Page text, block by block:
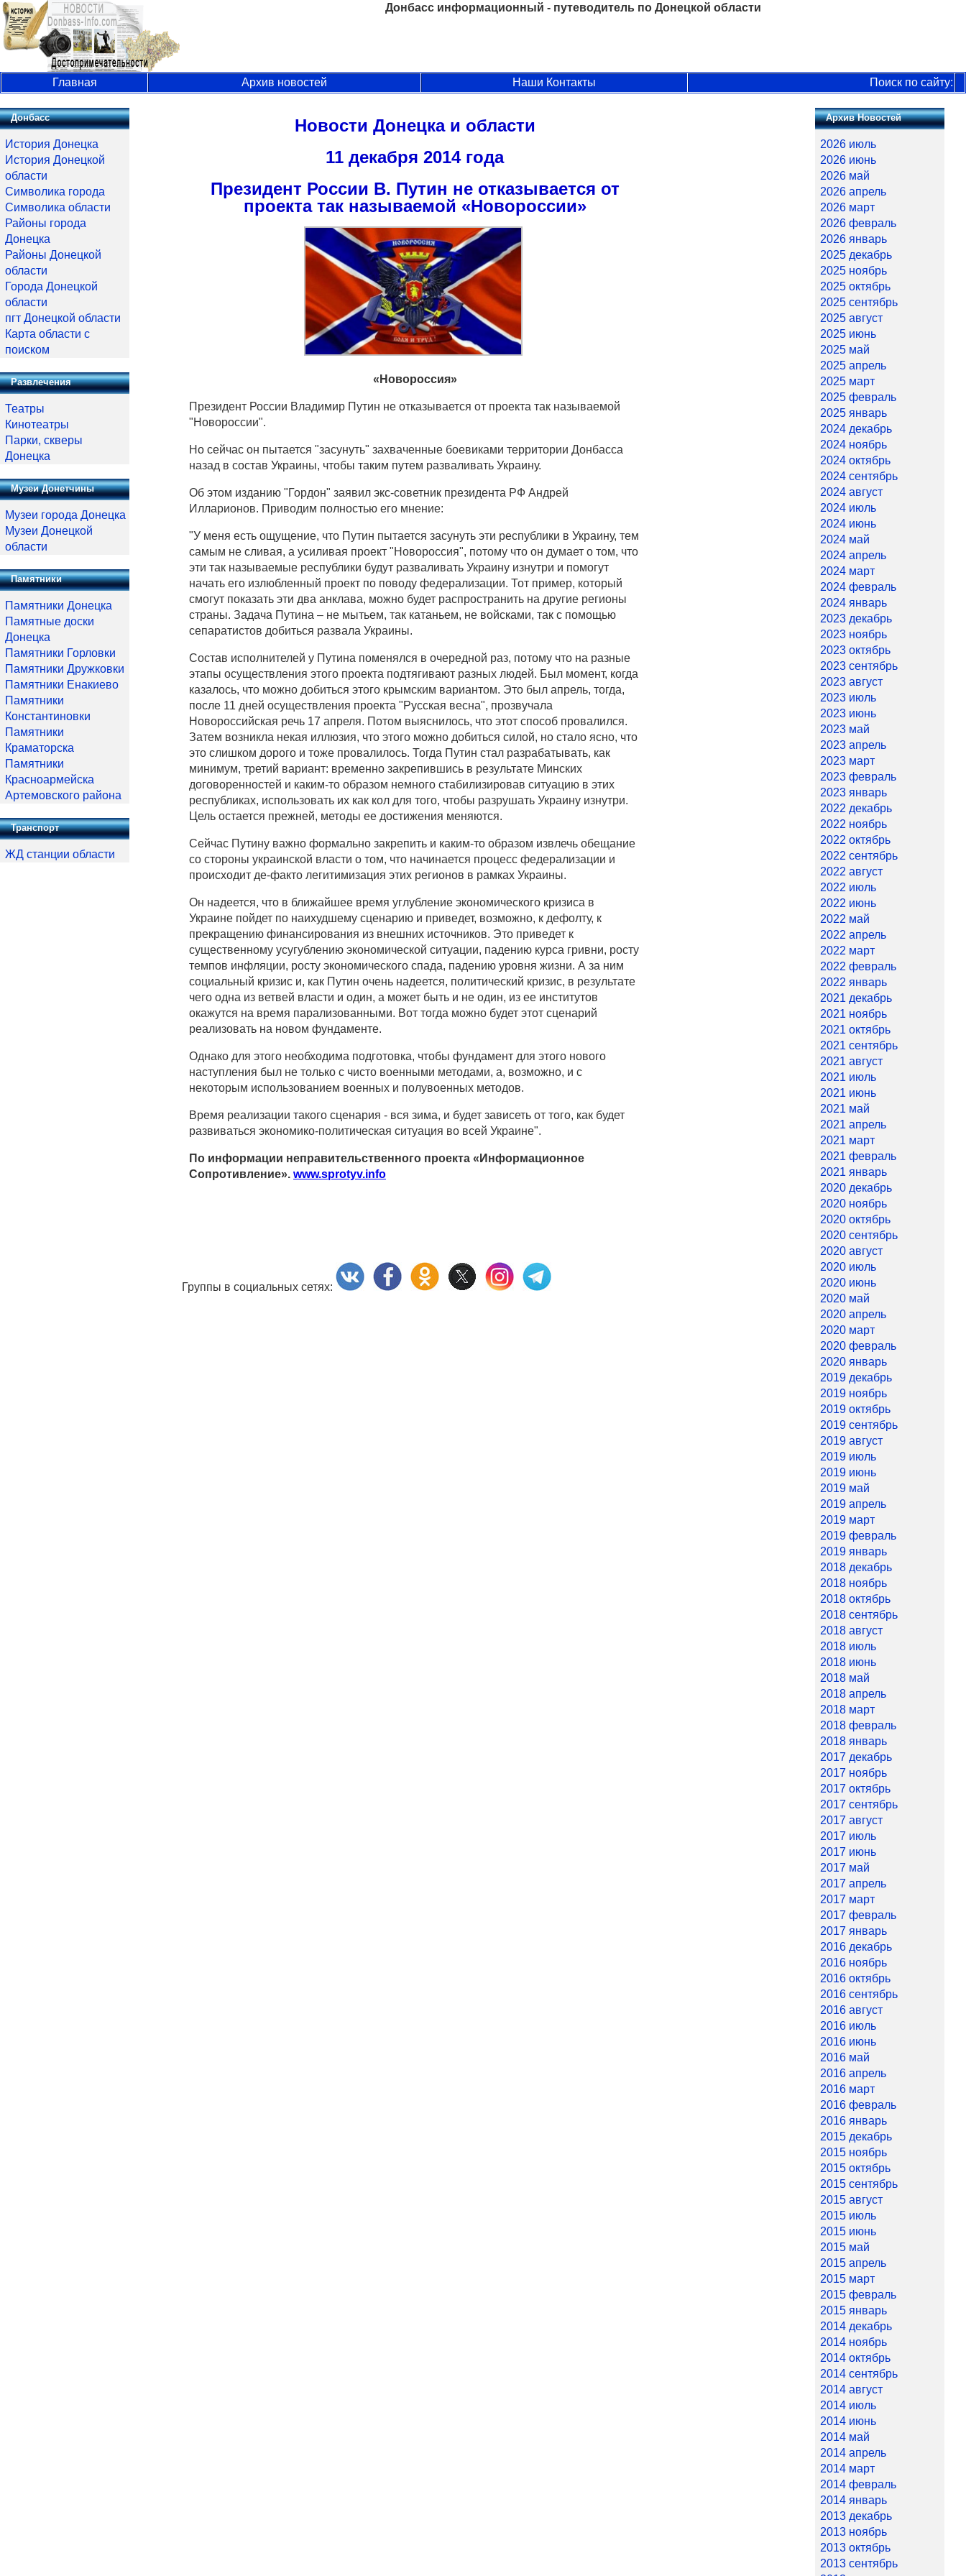
Донбасс информационный - путеводитель по Донецкой области
Главная Архив новостей Наши Контакты Поиск по сайту:
Новости Донецка и области
11 декабря 2014 года
Президент России В. Путин не отказывается от
проекта так называемой «Новороссии»
«Новороссия»
Президент России Владимир Путин не отказывается от проекта так называемой
"Новороссии".
Но сейчас он пытается "засунуть" захваченные боевиками территории Донбасса
назад в состав Украины, чтобы таким путем разваливать Украину.
Об этом изданию "Гордон" заявил экс-советник президента РФ Андрей
Илларионов. Приводим полностью его мнение:
"У меня есть ощущение, что Путин пытается засунуть эти республики в Украину, тем
самым не сливая, а усиливая проект "Новороссия", потому что он думает о том, что
эти так называемые республики будут разваливать Украину изнутри и помогут
начать его излюбленный проект по поводу федерализации. Тот пример, который
смогут показать эти два анклава, можно будет распространить на другие регионы
страны. Задача Путина – не мытьем, так катаньем, не войсками, так с помощью
сепаратистов добиться развала Украины.
Состав исполнителей у Путина поменялся в очередной раз, потому что на разные
этапы осуществления этого проекта подтягивают разных людей. Был момент, когда
казалось, что можно добиться этого крымским вариантом. Это был апрель, тогда,
после 11 дней осуществления проекта "Русская весна", прозвучала
Новороссийская речь 17 апреля. Потом выяснилось, что этот способ провалился.
Затем возникла некая иллюзия, что этого можно добиться силой, но стало ясно, что
это слишком дорого и тоже провалилось. Тогда Путин стал разрабатывать, как
минимум, третий вариант: временно закрепившись в результате Минских
договоренностей и каким-то образом немного стабилизировав ситуацию в этих
республиках, использовать их как кол для того, чтобы разрушать Украину изнутри.
Цель остается прежней, методы ее достижения меняются.
Сейчас Путину важно формально закрепить и каким-то образом извлечь обещание
со стороны украинской власти о том, что начинается процесс федерализации и
происходит де-факто легитимизация этих регионов в рамках Украины.
Он надеется, что в ближайшее время углубление экономического кризиса в
Украине пойдет по наихудшему сценарию и приведет, возможно, к дефолту, к
прекращению финансирования из внешних источников. Это приведет к
существенному усугублению экономической ситуации, падению курса гривни, росту
темпов инфляции, росту экономического спада, падению уровня жизни. А за ним
социальный кризис и, как Путин очень надеется, политический кризис, в результате
чего одна из ветвей власти и один, а может быть и не один, из ее институтов
окажутся на время парализованными. Вот тогда можно будет этот сценарий
реализовать на новом фундаменте.
Однако для этого необходима подготовка, чтобы фундамент для этого нового
наступления был не только с чисто военными методами, а, возможно, и с
некоторым использованием военных и полувоенных методов.
Время реализации такого сценария - вся зима, и будет зависеть от того, как будет
развиваться экономико-политическая ситуация во всей Украине".
По информации неправительственного проекта «Информационное
Сопротивление». www.sprotyv.info
Группы в социальных сетях:
Донбасс
История Донецка
История Донецкой
области
Символика города
Символика области
Районы города
Донецка
Районы Донецкой
области
Города Донецкой
области
пгт Донецкой области
Карта области с
поиском
Развлечения
Театры
Кинотеатры
Парки, скверы
Донецка
Музеи Донетчины
Музеи города Донецка
Музеи Донецкой
области
Памятники
Памятники Донецка
Памятные доски
Донецка
Памятники Горловки
Памятники Дружковки
Памятники Енакиево
Памятники
Константиновки
Памятники
Краматорска
Памятники
Красноармейска
Артемовского района
Транспорт
ЖД станции области
Архив Новостей
2026 июль
2026 июнь
2026 май
2026 апрель
2026 март
2026 февраль
2026 январь
2025 декабрь
2025 ноябрь
2025 октябрь
2025 сентябрь
2025 август
2025 июнь
2025 май
2025 апрель
2025 март
2025 февраль
2025 январь
2024 декабрь
2024 ноябрь
2024 октябрь
2024 сентябрь
2024 август
2024 июль
2024 июнь
2024 май
2024 апрель
2024 март
2024 февраль
2024 январь
2023 декабрь
2023 ноябрь
2023 октябрь
2023 сентябрь
2023 август
2023 июль
2023 июнь
2023 май
2023 апрель
2023 март
2023 февраль
2023 январь
2022 декабрь
2022 ноябрь
2022 октябрь
2022 сентябрь
2022 август
2022 июль
2022 июнь
2022 май
2022 апрель
2022 март
2022 февраль
2022 январь
2021 декабрь
2021 ноябрь
2021 октябрь
2021 сентябрь
2021 август
2021 июль
2021 июнь
2021 май
2021 апрель
2021 март
2021 февраль
2021 январь
2020 декабрь
2020 ноябрь
2020 октябрь
2020 сентябрь
2020 август
2020 июль
2020 июнь
2020 май
2020 апрель
2020 март
2020 февраль
2020 январь
2019 декабрь
2019 ноябрь
2019 октябрь
2019 сентябрь
2019 август
2019 июль
2019 июнь
2019 май
2019 апрель
2019 март
2019 февраль
2019 январь
2018 декабрь
2018 ноябрь
2018 октябрь
2018 сентябрь
2018 август
2018 июль
2018 июнь
2018 май
2018 апрель
2018 март
2018 февраль
2018 январь
2017 декабрь
2017 ноябрь
2017 октябрь
2017 сентябрь
2017 август
2017 июль
2017 июнь
2017 май
2017 апрель
2017 март
2017 февраль
2017 январь
2016 декабрь
2016 ноябрь
2016 октябрь
2016 сентябрь
2016 август
2016 июль
2016 июнь
2016 май
2016 апрель
2016 март
2016 февраль
2016 январь
2015 декабрь
2015 ноябрь
2015 октябрь
2015 сентябрь
2015 август
2015 июль
2015 июнь
2015 май
2015 апрель
2015 март
2015 февраль
2015 январь
2014 декабрь
2014 ноябрь
2014 октябрь
2014 сентябрь
2014 август
2014 июль
2014 июнь
2014 май
2014 апрель
2014 март
2014 февраль
2014 январь
2013 декабрь
2013 ноябрь
2013 октябрь
2013 сентябрь